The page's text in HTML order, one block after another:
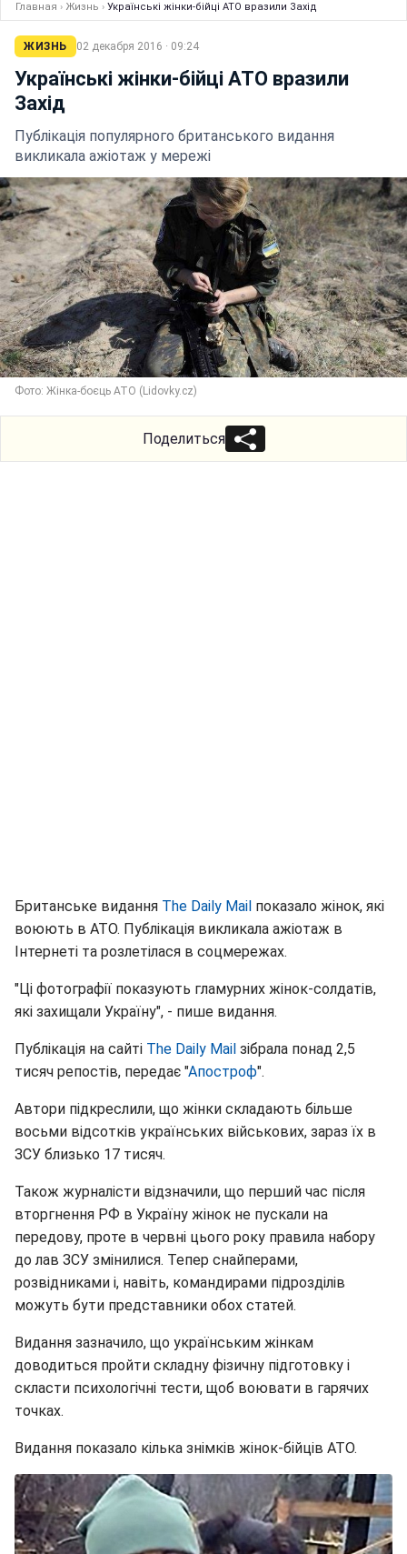
Главная › Жизнь › Українські жінки-бійці АТО вразили Захід
ЖИЗНЬ 02 декабря 2016 · 09:24
Українські жінки-бійці АТО вразили
Захід
Публікація популярного британського видання
викликала ажіотаж у мережі
Фото: Жінка-боєць АТО (Lidovky.cz)
Поделиться
Британське видання The Daily Mail показало жінок, які
воюють в АТО. Публікація викликала ажіотаж в
Інтернеті та розлетілася в соцмережах.
"Ці фотографії показують гламурних жінок-солдатів,
які захищали Україну", - пише видання.
Публікація на сайті The Daily Mail зібрала понад 2,5
тисяч репостів, передає "Апостроф".
Автори підкреслили, що жінки складають більше
восьми відсотків українських військових, зараз їх в
ЗСУ близько 17 тисяч.
Також журналісти відзначили, що перший час після
вторгнення РФ в Україну жінок не пускали на
передову, проте в червні цього року правила набору
до лав ЗСУ змінилися. Тепер снайперами,
розвідниками і, навіть, командирами підрозділів
можуть бути представники обох статей.
Видання зазначило, що українським жінкам
доводиться пройти складну фізичну підготовку і
скласти психологічні тести, щоб воювати в гарячих
точках.
Видання показало кілька знімків жінок-бійців АТО.